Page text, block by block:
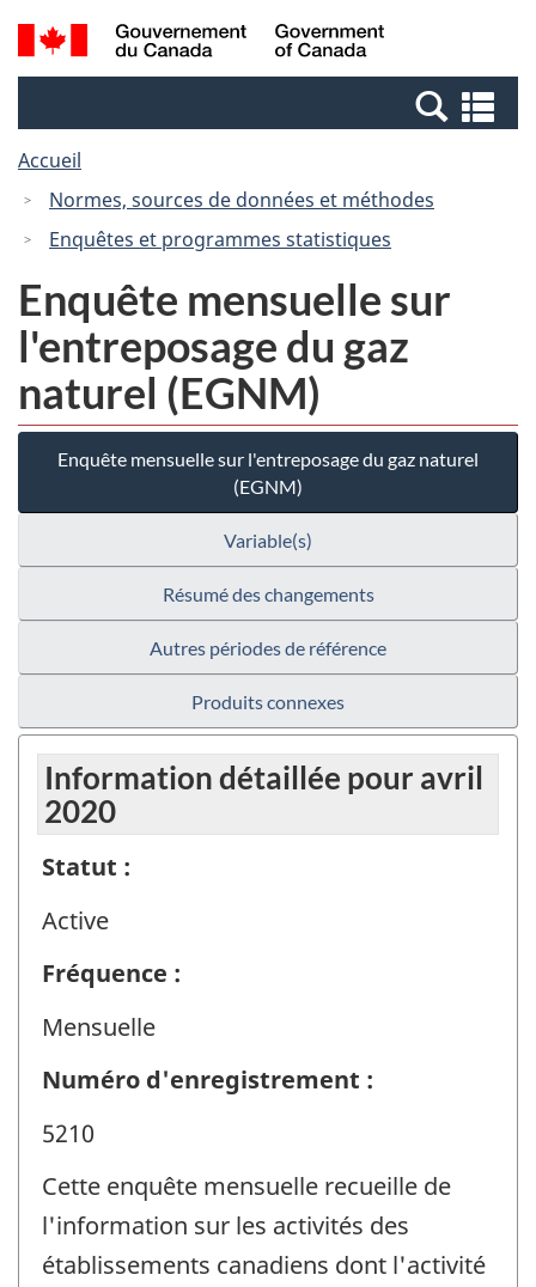
Passer
au
Passer
à
Canada
Recherche
et
et
Accueil
Normes, sources de données et méthodes
Enquêtes et programmes statistiques
Enquête mensuelle sur
l'entreposage du gaz
naturel (EGNM)
Enquête mensuelle sur l'entreposage du gaz naturel
(EGNM)
Variable(s)
Résumé des changements
Autres périodes de référence
Produits connexes
Information détaillée pour avril
2020
Statut :
Active
Fréquence :
Mensuelle
Numéro d'enregistrement :
5210
Cette enquête mensuelle recueille de
l'information sur les activités des
établissements canadiens dont l'activité